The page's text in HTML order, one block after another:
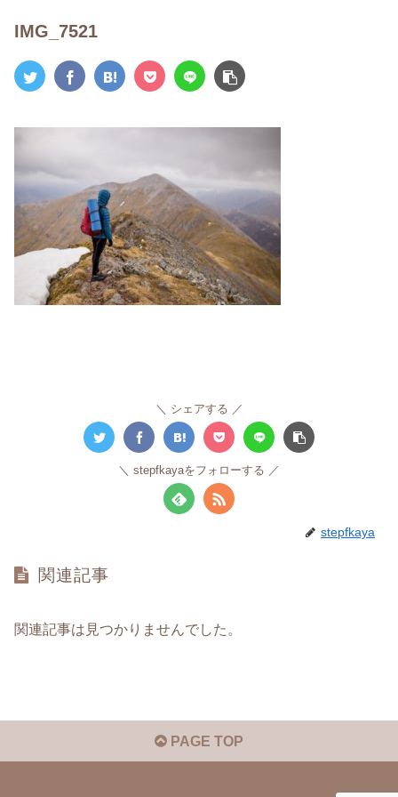
IMG_7521
シェアする
stepfkayaをフォローする
stepfkaya
関連記事
関連記事は見つかりませんでした。
PAGE TOP